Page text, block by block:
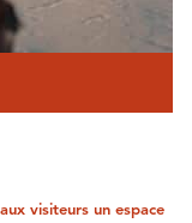
visiteurs un espace